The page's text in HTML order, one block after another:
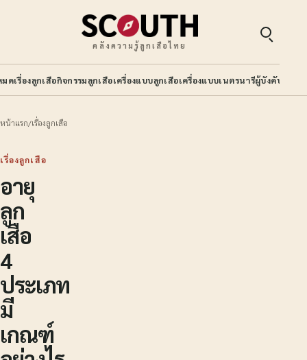
คลังความรู้ลูกเสือไทย
มดเรื่องลูกเสือกิจกรรมลูกเสือเครื่องแบบลูกเสือเครื่องแบบเนตรนารีผู้บังคับบัญชา
หน้าแรก/เรื่องลูกเสือ
เรื่องลูกเสือ
อายุ
ลูก
เสือ
4
ประเภท
มี
เกณฑ์